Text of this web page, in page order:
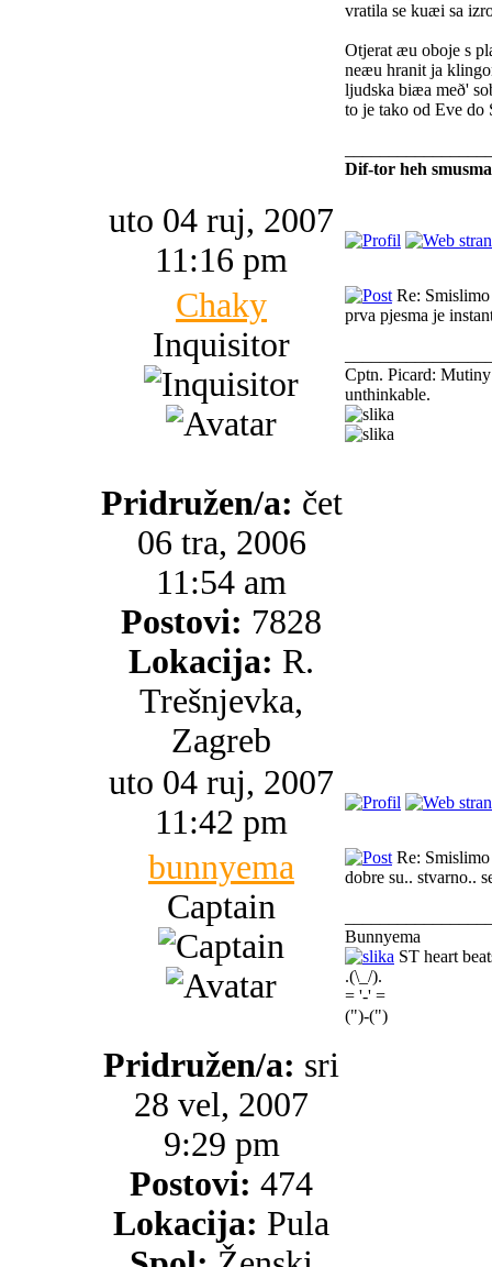
vratila se kuæi sa
Otjerat æu oboje s
neæu hranit ja
ljudska biæa með'
to je tako od Eve do
Dif-tor heh
uto 04 ruj, 2007
11:16 pm
Chaky
Inquisitor
Pridružen/a: čet
06 tra, 2006
11:54 am
Postovi: 7828
Lokacija: R.
Trešnjevka,
Zagreb
Re:
prva pjesma je
Cptn. Picard:
unthinkable.
uto 04 ruj, 2007
11:42 pm
bunnyema
Captain
Pridružen/a: sri
28 vel, 2007
9:29 pm
Postovi: 474
Lokacija: Pula
Re:
dobre su.. stvarno..
Bunnyema
ST heart
.(\_/).
= '-' =
(")-(")